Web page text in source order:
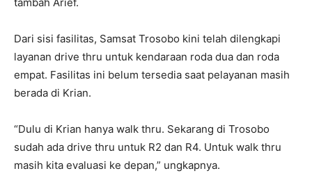
Dari sisi fasilitas, Samsat Trosobo kini telah dilengkapi
layanan drive thru untuk kendaraan roda dua dan roda
empat. Fasilitas ini belum tersedia saat pelayanan masih
berada di Krian.
“Dulu di Krian hanya walk thru. Sekarang di Trosobo
sudah ada drive thru untuk R2 dan R4. Untuk walk thru
masih kita evaluasi ke depan,” ungkapnya.